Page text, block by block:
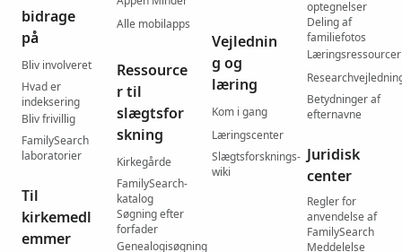
bidrage
på
Bliv involveret
Hvad er
indeksering
Bliv frivillig
FamilySearch
laboratorier
Til
kirkemedl
emmer
Alle mobilapps
Ressource
r til
slægtsfor
skning
Kirkegårde
FamilySearch-
katalog
Søgning efter
forfader
Genealogisøgning
Vejlednin
g og
læring
Kom i gang
Læringscenter
Slægtsforsknings-
wiki
optegnelser
Deling af
familiefotos
Læringsressourcer
Betydninger af
efternavne
Juridisk
center
Regler for
anvendelse af
FamilySearch
Meddelelse